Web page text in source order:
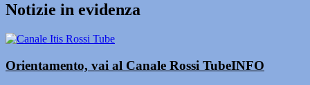
Notizie in evidenza
Orientamento, vai al Canale Rossi TubeINFO